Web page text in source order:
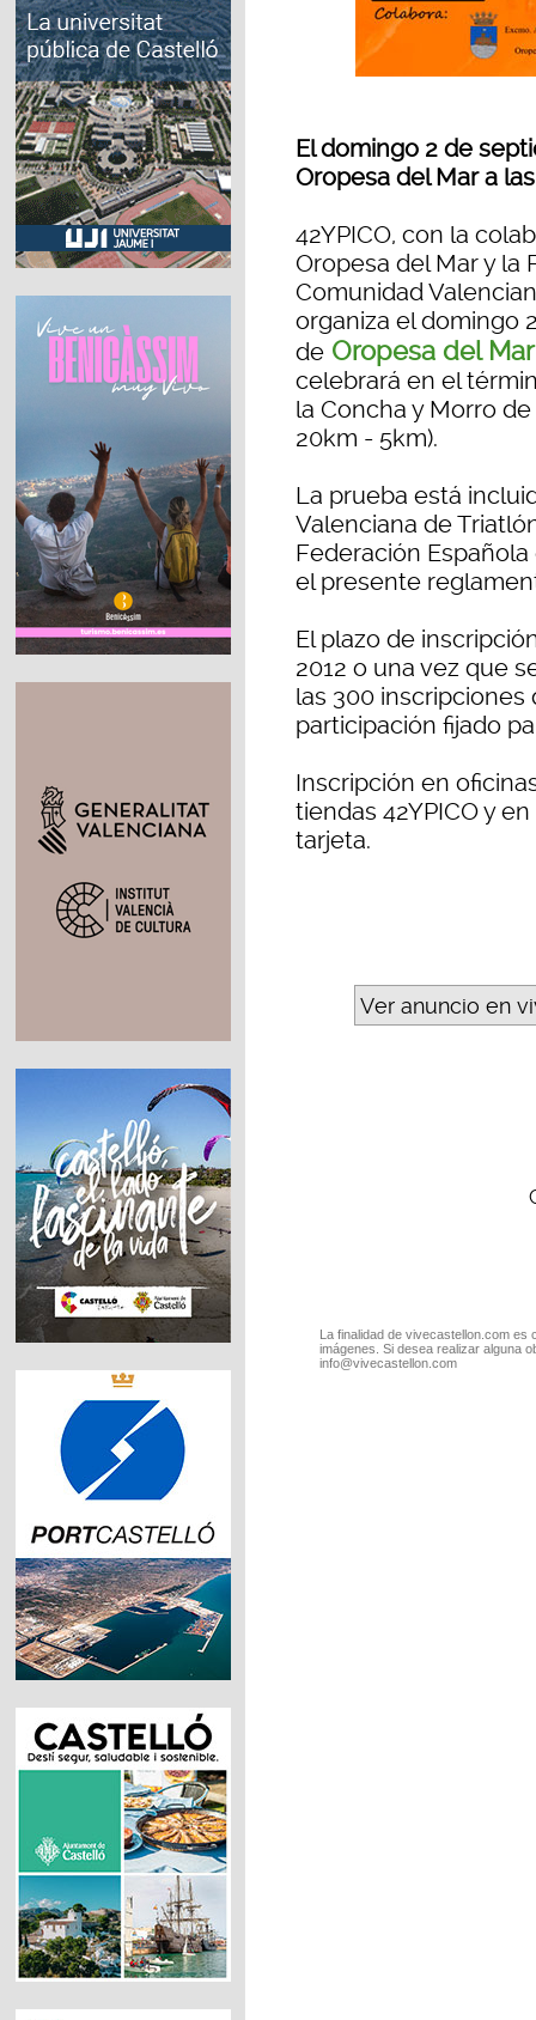
El domingo 2 de
Oropesa del Mar a
42YPICO, con la
Oropesa del Mar y la
Comunidad
organiza el domingo
de Oropesa del Mar
celebrará en el
la Concha y Morro
20km - 5km).
La prueba está
Valenciana de
Federación
el presente
El plazo de
2012 o una vez que
las 300
participación fijado
Inscripción en
tiendas 42YPICO y
tarjeta.
Ver anuncio en
La finalidad de vivecastellon.com
imágenes. Si desea realizar alguna
info@vivecastellon.com